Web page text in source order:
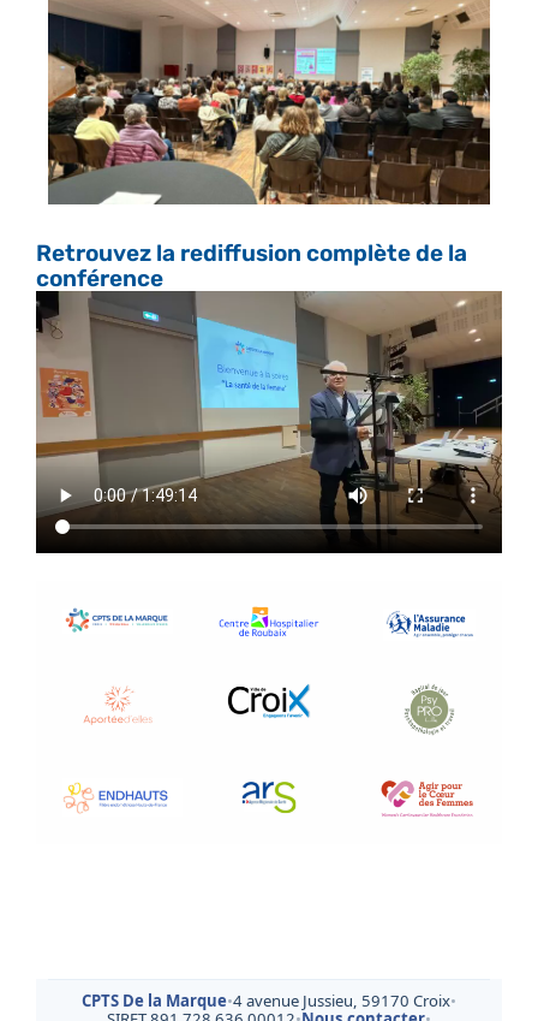
Retrouvez la rediffusion complète de la
conférence
CPTS De la Marque•4 avenue Jussieu, 59170 Croix•